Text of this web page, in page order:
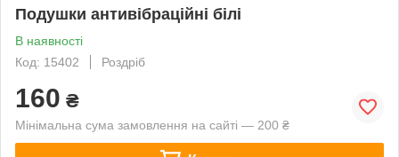
Подушки антивібраційні білі
В наявності
Код: 15402
Роздріб
160 ₴
Мінімальна сума замовлення на сайті — 200 ₴